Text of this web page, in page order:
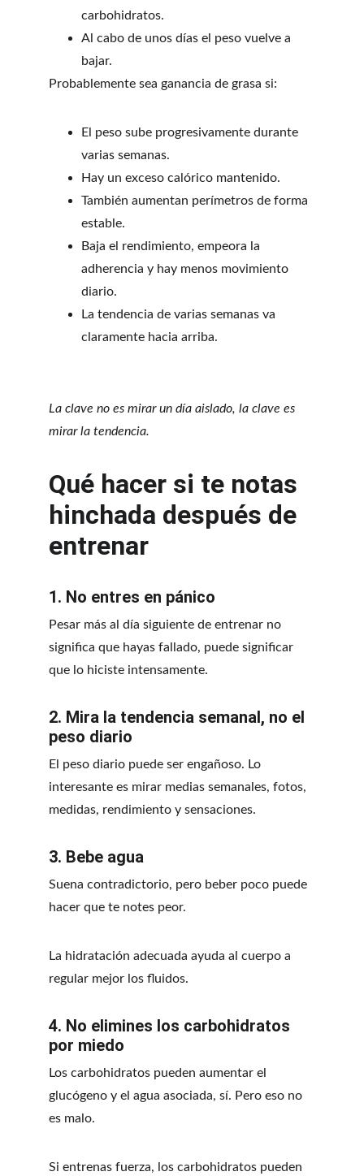
carbohidratos.
Al cabo de unos días el peso vuelve a
bajar.
Probablemente sea ganancia de grasa si:
El peso sube progresivamente durante
varias semanas.
Hay un exceso calórico mantenido.
También aumentan perímetros de forma
estable.
Baja el rendimiento, empeora la
adherencia y hay menos movimiento
diario.
La tendencia de varias semanas va
claramente hacia arriba.
La clave no es mirar un día aislado, la clave es
mirar la tendencia.
Qué hacer si te notas
hinchada después de
entrenar
1. No entres en pánico
Pesar más al día siguiente de entrenar no
significa que hayas fallado, puede significar
que lo hiciste intensamente.
2. Mira la tendencia semanal, no el
peso diario
El peso diario puede ser engañoso. Lo
interesante es mirar medias semanales, fotos,
medidas, rendimiento y sensaciones.
3. Bebe agua
Suena contradictorio, pero beber poco puede
hacer que te notes peor.
La hidratación adecuada ayuda al cuerpo a
regular mejor los fluidos.
4. No elimines los carbohidratos
por miedo
Los carbohidratos pueden aumentar el
glucógeno y el agua asociada, sí. Pero eso no
es malo.
Si entrenas fuerza, los carbohidratos pueden